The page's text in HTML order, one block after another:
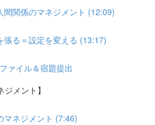
関係のマネジメント (12:09)
る＝設定を変える (13:17)
ァイル＆宿題提出
メント】
ネジメント (7:46)